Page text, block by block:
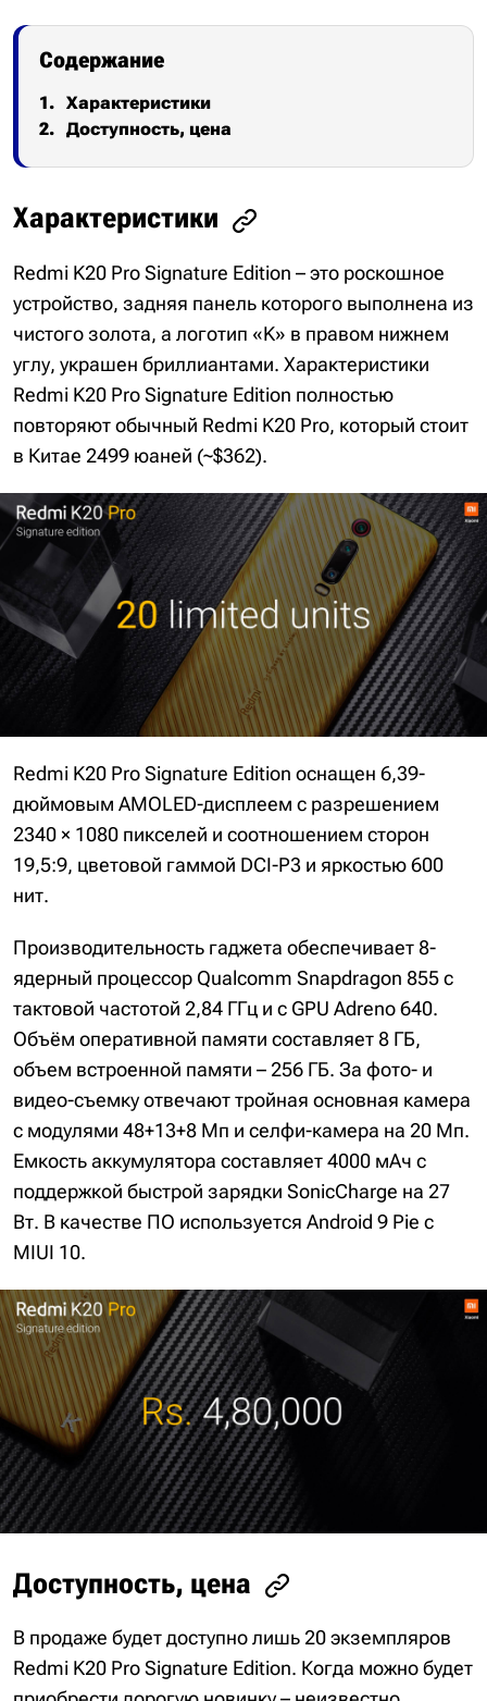
Содержание
Характеристики
Доступность, цена
Характеристики
Redmi K20 Pro Signature Edition – это роскошное
устройство, задняя панель которого выполнена из
чистого золота, а логотип «K» в правом нижнем
углу, украшен бриллиантами. Характеристики
Redmi K20 Pro Signature Edition полностью
повторяют обычный Redmi K20 Pro, который стоит
в Китае 2499 юаней (~$362).
Redmi K20 Pro Signature Edition оснащен 6,39-
дюймовым AMOLED-дисплеем с разрешением
2340 × 1080 пикселей и соотношением сторон
19,5:9, цветовой гаммой DCI-P3 и яркостью 600
нит.
Производительность гаджета обеспечивает 8-
ядерный процессор Qualcomm Snapdragon 855 с
тактовой частотой 2,84 ГГц и с GPU Adreno 640.
Объём оперативной памяти составляет 8 ГБ,
объем встроенной памяти – 256 ГБ. За фото- и
видео-съемку отвечают тройная основная камера
с модулями 48+13+8 Мп и селфи-камера на 20 Мп.
Емкость аккумулятора составляет 4000 мАч с
поддержкой быстрой зарядки SonicCharge на 27
Вт. В качестве ПО используется Android 9 Pie с
MIUI 10.
Доступность, цена
В продаже будет доступно лишь 20 экземпляров
Redmi K20 Pro Signature Edition. Когда можно будет